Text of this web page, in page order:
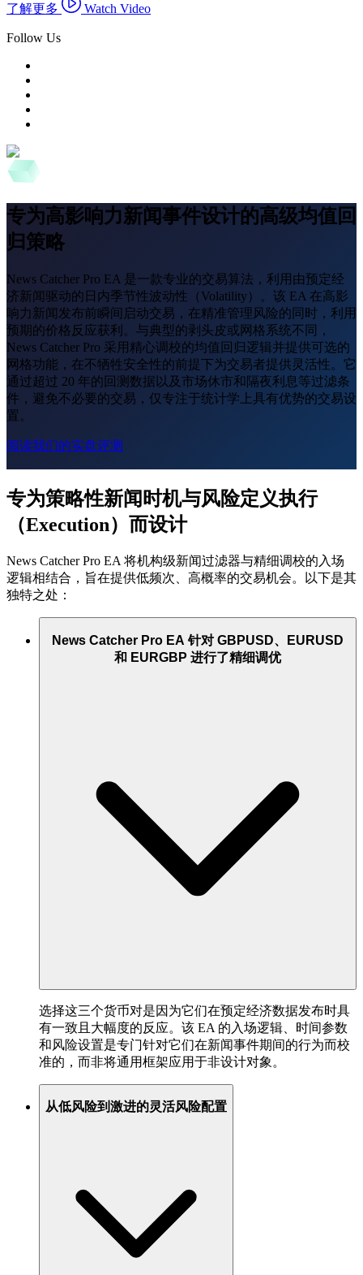
了解更多 Watch Video
Follow Us
专为高影响力新闻事件设计的高级均值回
归策略
News Catcher Pro EA 是一款专业的交易算法，利用由预定经
济新闻驱动的日内季节性波动性（Volatility）。该 EA 在高影
响力新闻发布前瞬间启动交易，在精准管理风险的同时，利用
预期的价格反应获利。与典型的剥头皮或网格系统不同，
News Catcher Pro 采用精心调校的均值回归逻辑并提供可选的
网格功能，在不牺牲安全性的前提下为交易者提供灵活性。它
通过超过 20 年的回测数据以及市场休市和隔夜利息等过滤条
件，避免不必要的交易，仅专注于统计学上具有优势的交易设
置。
阅读我们的实盘评测
专为策略性新闻时机与风险定义执行
（Execution）而设计
News Catcher Pro EA 将机构级新闻过滤器与精细调校的入场
逻辑相结合，旨在提供低频次、高概率的交易机会。以下是其
独特之处：
News Catcher Pro EA 针对 GBPUSD、EURUSD
和 EURGBP 进行了精细调优
选择这三个货币对是因为它们在预定经济数据发布时具
有一致且大幅度的反应。该 EA 的入场逻辑、时间参数
和风险设置是专门针对它们在新闻事件期间的行为而校
准的，而非将通用框架应用于非设计对象。
从低风险到激进的灵活风险配置